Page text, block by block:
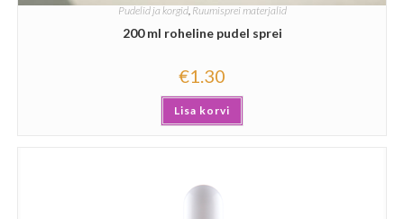
Pudelid ja korgid,Ruumisprei materjalid
200 ml roheline pudel sprei
€1.30
Lisa korvi